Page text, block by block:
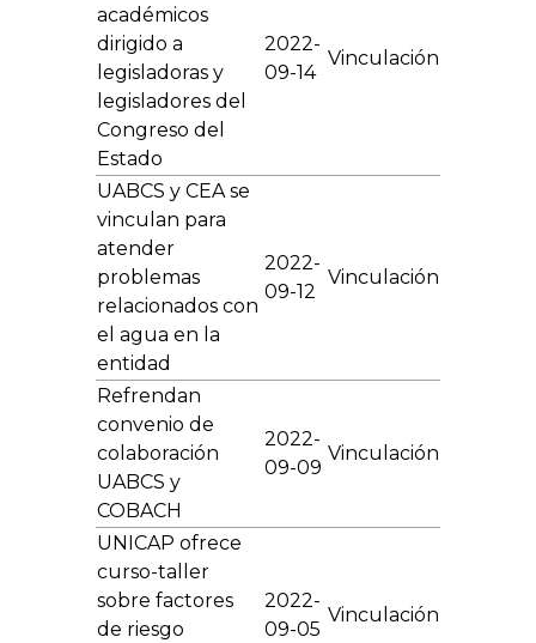
académicos
dirigido a
legisladoras y
legisladores del
Congreso del
Estado
2022-
09-14
Vinculación
UABCS y CEA se
vinculan para
atender
problemas
relacionados con
el agua en la
entidad
2022-
09-12
Vinculación
Refrendan
convenio de
colaboración
UABCS y
COBACH
2022-
09-09
Vinculación
UNICAP ofrece
curso-taller
sobre factores
de riesgo
2022-
09-05
Vinculación